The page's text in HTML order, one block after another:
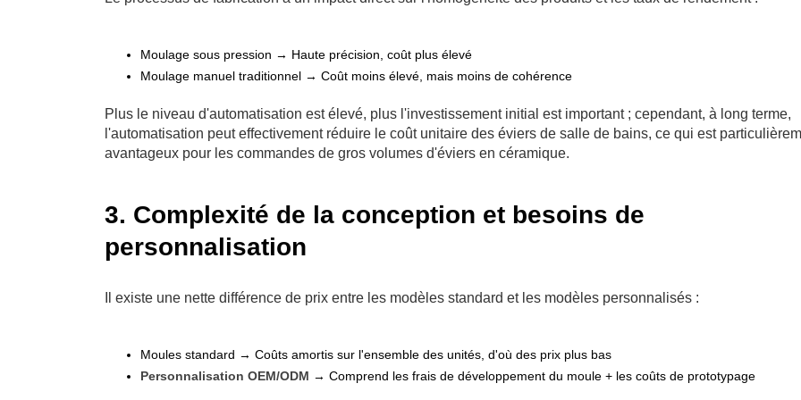
Moulage sous pression → Haute précision, coût plus élevé
Moulage manuel traditionnel → Coût moins élevé, mais moins de cohérence
Plus le niveau d'automatisation est élevé, plus l'investissement initial est important ; cependant, à long terme,
l'automatisation peut effectivement réduire le coût unitaire des éviers de salle de bains, ce qui est
avantageux pour les commandes de gros volumes d'éviers en céramique.
3. Complexité de la conception et besoins de
personnalisation
Il existe une nette différence de prix entre les modèles standard et les modèles personnalisés :
Moules standard → Coûts amortis sur l'ensemble des unités, d'où des prix plus bas
Personnalisation OEM/ODM → Comprend les frais de développement du moule + les coûts de prototypage